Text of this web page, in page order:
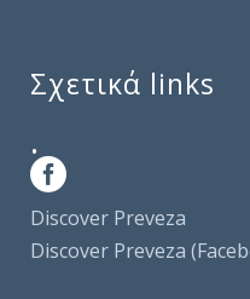
Σχετικά links
.
Discover Preveza
Discover Preveza